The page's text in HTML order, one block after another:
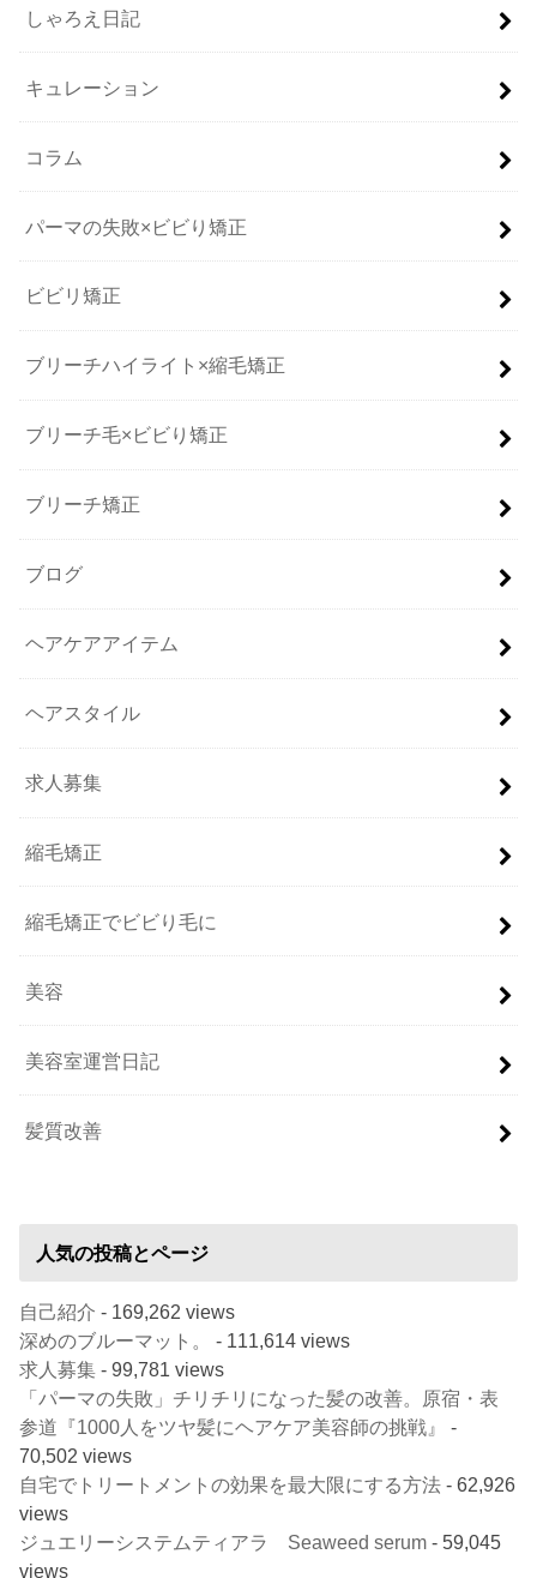
しゃろえ日記
キュレーション
コラム
パーマの失敗×ビビり矯正
ビビリ矯正
ブリーチハイライト×縮毛矯正
ブリーチ毛×ビビり矯正
ブリーチ矯正
ブログ
ヘアケアアイテム
ヘアスタイル
求人募集
縮毛矯正
縮毛矯正でビビり毛に
美容
美容室運営日記
髪質改善
人気の投稿とページ
自己紹介 - 169,262 views
深めのブルーマット。
- 111,614 views
求人募集 - 99,781 views
「パーマの失敗」チリチリになった髪の改善。原宿・表
参道『1000人をツヤ髪にヘアケア美容師の挑戦』
-
70,502 views
自宅でトリートメントの効果を最大限にする方法 - 62,926
views
ジュエリーシステムティアラ Seaweed serum - 59,045
views